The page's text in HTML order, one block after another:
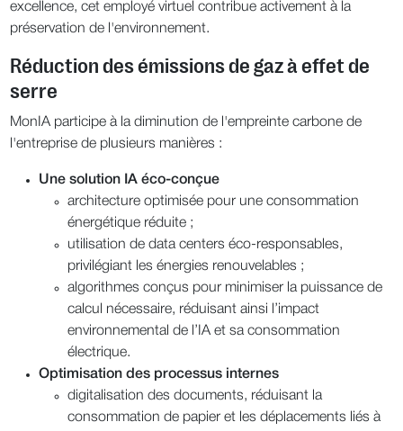
excellence, cet employé virtuel contribue activement à la
préservation de l'environnement.
Réduction des émissions de gaz à effet de
serre
MonIA participe à la diminution de l'empreinte carbone de
l'entreprise de plusieurs manières :
Une solution IA éco-conçue
architecture optimisée pour une consommation
énergétique réduite ;
utilisation de data centers éco-responsables,
privilégiant les énergies renouvelables ;
algorithmes conçus pour minimiser la puissance de
calcul nécessaire, réduisant ainsi l’impact
environnemental de l’IA et sa consommation
électrique.
Optimisation des processus internes
digitalisation des documents, réduisant la
consommation de papier et les déplacements liés à